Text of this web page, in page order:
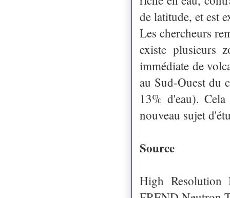
de latitude, et est
Les chercheurs
existe plusieurs
immédiate de
au Sud-Ouest du
13% d'eau).
nouveau sujet
Source
High